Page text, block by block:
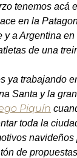
tenemos acá
en la
y a Argentina
de una
ya trabajando
Santa y la
toda la
navideños
de